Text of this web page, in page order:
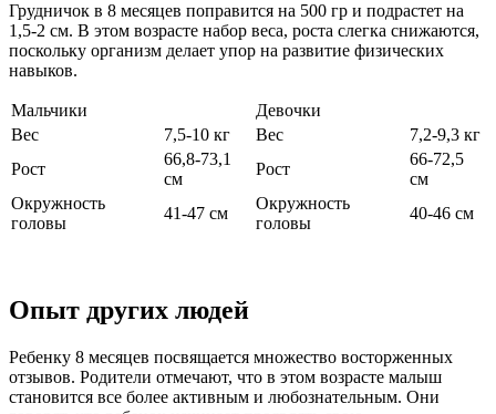
Грудничок в 8 месяцев поправится на 500 гр и подрастет на
1,5-2 см. В этом возрасте набор веса, роста слегка снижаются,
поскольку организм делает упор на развитие физических
навыков.
Мальчики
Девочки
Вес
7,5-10 кг Вес
7,2-9,3 кг
Рост
66,8-73,1
см
Рост
66-72,5
см
Окружность
головы
41-47 см
Окружность
головы
40-46 см
Опыт других людей
Ребенку 8 месяцев посвящается множество восторженных
отзывов. Родители отмечают, что в этом возрасте малыш
становится все более активным и любознательным. Они